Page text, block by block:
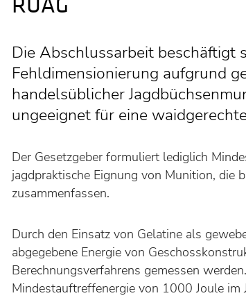
RUAG
Die Abschlussarbeit beschäftigt
Fehldimensionierung aufgrund
handelsüblicher
ungeeignet für eine
Der Gesetzgeber formuliert lediglich
jagdpraktische Eignung von Munition, die
zusammenfassen.
Durch den Einsatz von Gelatine als
abgegebene Energie von
Berechnungsverfahrens gemessen
Mindestauftreffenergie von 1000 Joule im